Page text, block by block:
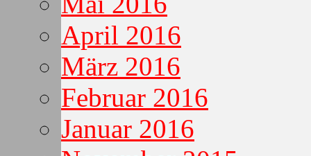
April 2016
März 2016
Februar 2016
Januar 2016